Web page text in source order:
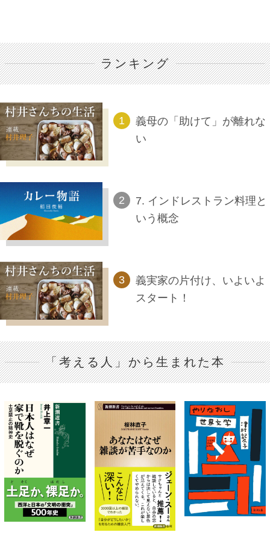
ランキング
義母の「助けて」が離れな
い
7. インドレストラン料理と
いう概念
義実家の片付け、いよいよ
スタート！
「考える人」から生まれた本